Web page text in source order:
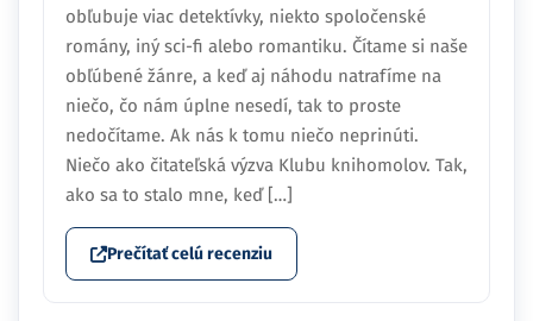
obľubuje viac detektívky, niekto spoločenské
romány, iný sci-fi alebo romantiku. Čítame si naše
obľúbené žánre, a keď aj náhodu natrafíme na
niečo, čo nám úplne nesedí, tak to proste
nedočítame. Ak nás k tomu niečo neprinúti.
Niečo ako čitateľská výzva Klubu knihomolov. Tak,
ako sa to stalo mne, keď […]
Prečítať celú recenziu